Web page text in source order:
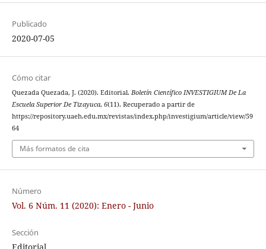
Publicado
2020-07-05
Cómo citar
Quezada Quezada, J. (2020). Editorial. Boletín Científico INVESTIGIUM De La
Escuela Superior De Tizayuca, 6(11). Recuperado a partir de
https://repository.uaeh.edu.mx/revistas/index.php/investigium/article/view/59
64
Más formatos de cita
Número
Vol. 6 Núm. 11 (2020): Enero - Junio
Sección